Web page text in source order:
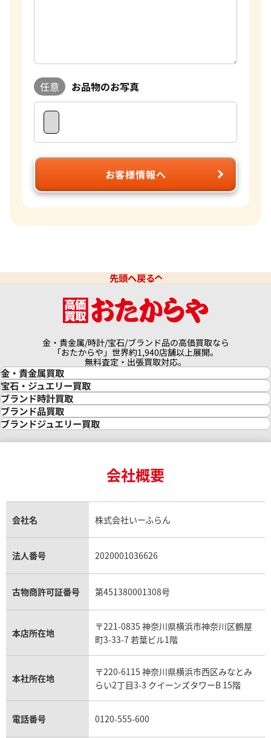
任意 お品物のお写真
お客様情報へ
先頭へ戻る
金・貴金属/時計/宝石/ブランド品の高価買取なら
「おたからや」世界約1,940店舗以上展開。
無料査定・出張買取対応。
金・貴金属買取
金買取
金の相場価格情報
金の参考買取価格一覧
インゴット買取
インゴットの相場価格情報
24金買取
金貨買取
貴金属買取
銀・シルバー買取
パラジウム買取
宝石・ジュエリー買取
宝石・ジュエリー買取
ダイヤモンド買取
ダイヤモンド・宝石の参考価格一覧
リング・結婚指輪買取
エメラルド買取
トパーズ買取
タンザナイト買取
パライバトルマリン買取
キャッツアイ買取
ガーネット買取
アクアマリン買取
ブランド時計買取
時計買取
ロレックス買取
ロレックス デイトナ買取
ロレックス サブマリーナー買取
ロレックス エクスプローラー買取
ロレックス デイトジャスト買取
パテック フィリップ買取
パテック フィリップノーチラス買取
ヴァシュロン・コンスタンタン買取
オメガ買取
カルティエ買取
フランク ミュラー買取
リシャール・ミル買取
パネライ買取
チューダー（チュードル）買取
ブランド品買取
ブランド買取
ルイ・ヴィトン買取
ルイ・ヴィトン買取の参考価格一覧
シャネル マトラッセ買取
セリーヌ買取
プラダ買取
ブランドジュエリー買取
ヴァンクリーフ＆アーペル買取
ショーメ買取
ダミアーニ買取
モーブッサン買取
会社概要
会社名 株式会社いーふらん
法人番号 2020001036626
古物商許可証番号 第451380001308号
本店所在地
〒221-0835 神奈川県横浜市神奈川区鶴屋
町3-33-7 若葉ビル1階
本社所在地
〒220-6115 神奈川県横浜市西区みなとみ
らい2丁目3-3 クイーンズタワーB 15階
電話番号 0120-555-600